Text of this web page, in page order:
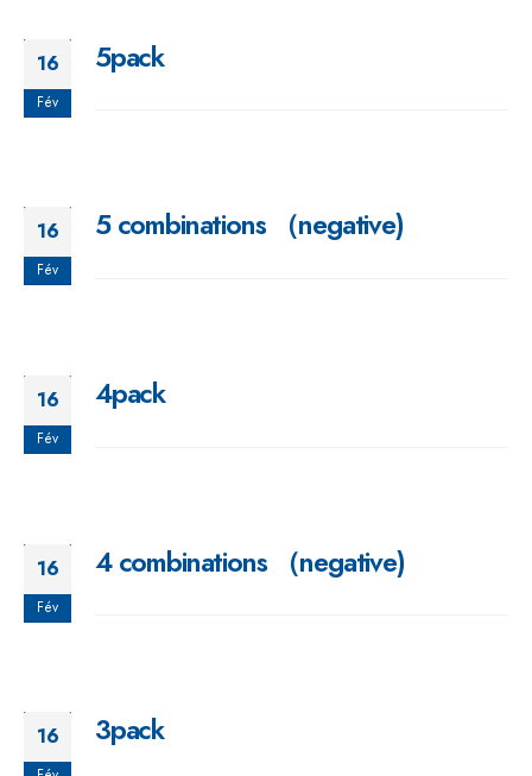
16
Fév
5pack
16
Fév
5 combinations （negative)
16
Fév
4pack
16
Fév
4 combinations （negative)
16 3pack